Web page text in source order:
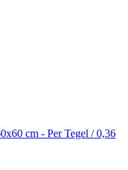
cm - Per Tegel / 0,36